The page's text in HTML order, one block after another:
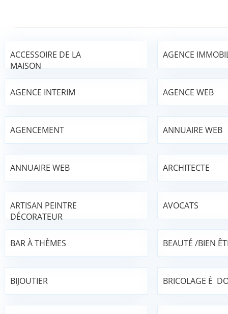
ACCESSOIRE DE LA
MAISON
AGENCE
AGENCE INTERIM AGENCE WEB
AGENCEMENT ANNUAIRE WEB
ANNUAIRE WEB ARCHITECTE
ARTISAN PEINTRE
DÉCORATEUR
AVOCATS
BAR À THÈMES BEAUTÉ /BIEN
BIJOUTIER BRICOLAGE È